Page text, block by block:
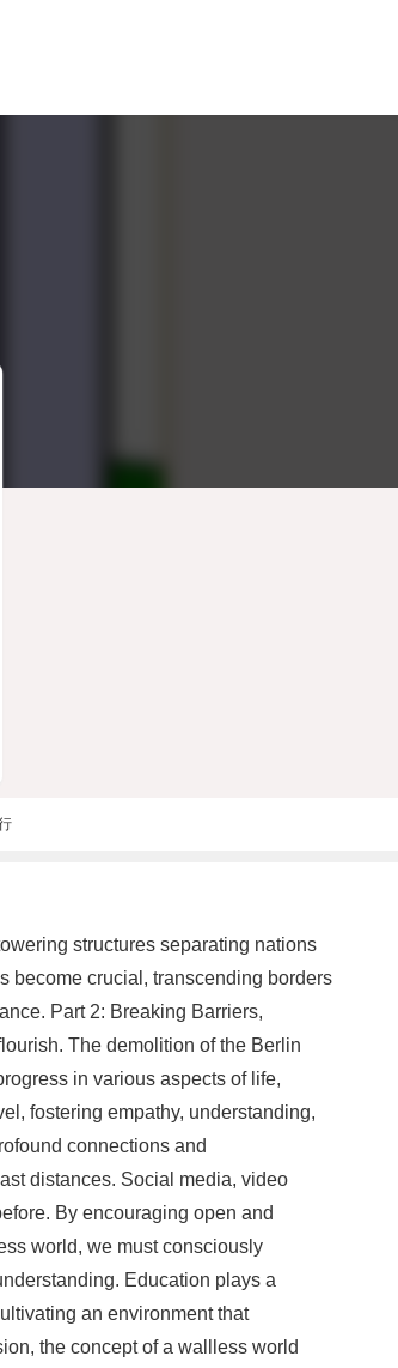
structures separating nations
become crucial, transcending borders
Part 2: Breaking Barriers,
The demolition of the Berlin
in various aspects of life,
fostering empathy, understanding,
connections and
distances. Social media, video
By encouraging open and
world, we must consciously
Education plays a
an environment that
the concept of a wallless world